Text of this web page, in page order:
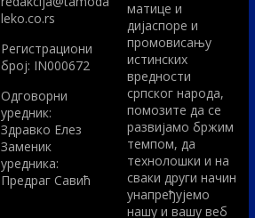
leko.co.rs
Регистрациони
број: IN000672
Одговорни
уредник:
Здравко Елез
Заменик
уредника:
Предраг Савић
матице и
дијаспоре и
промовисању
истинских
вредности
српског народа,
помозите да се
развијамо бржим
темпом, да
технолошки и на
сваки други начин
унапређујемо
нашу и вашу веб